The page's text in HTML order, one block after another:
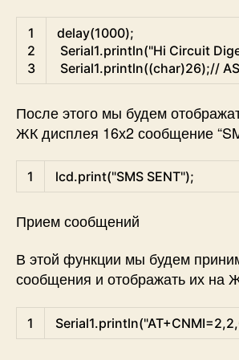
1
2
3
delay(1000);
Serial1.println("Hi Circuit
Serial1.println((char)26);//
После этого мы будем
ЖК дисплея 16х2 сообщение
1 lcd.print("SMS SENT");
Прием сообщений
В этой функции мы будем
сообщения и отображать их на
1 Serial1.println(